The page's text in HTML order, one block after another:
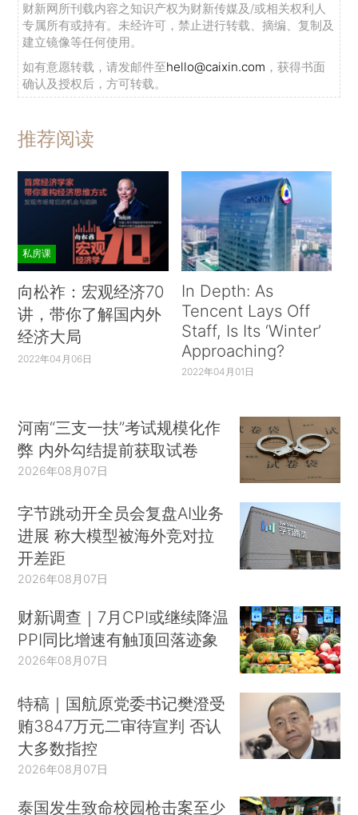
财新网所刊载内容之知识产权为财新传媒及/或相关权利人
专属所有或持有。未经许可，禁止进行转载、摘编、复制及
建立镜像等任何使用。
如有意愿转载，请发邮件至hello@caixin.com ，获得书面
确认及授权后，方可转载。
推荐阅读
私房课
向松祚：宏观经济70
讲，带你了解国内外
经济大局
2022年04月06日
In Depth: As
Tencent Lays Off
Staff, Is Its ‘Winter’
Approaching?
2022年04月01日
河南“三支一扶”考试规模化作
弊 内外勾结提前获取试卷
2026年08月07日
字节跳动开全员会复盘AI业务
进展 称大模型被海外竞对拉
开差距
2026年08月07日
财新调查｜7月CPI或继续降温
PPI同比增速有触顶回落迹象
2026年08月07日
特稿｜国航原党委书记樊澄受
贿3847万元二审待宣判 否认
大多数指控
2026年08月07日
泰国发生致命校园枪击案至少